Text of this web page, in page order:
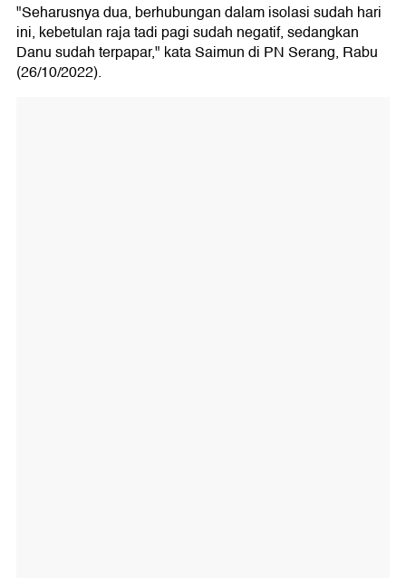
"Seharusnya dua, berhubungan dalam isolasi sudah hari
ini, kebetulan raja tadi pagi sudah negatif, sedangkan
Danu sudah terpapar," kata Saimun di PN Serang, Rabu
(26/10/2022).